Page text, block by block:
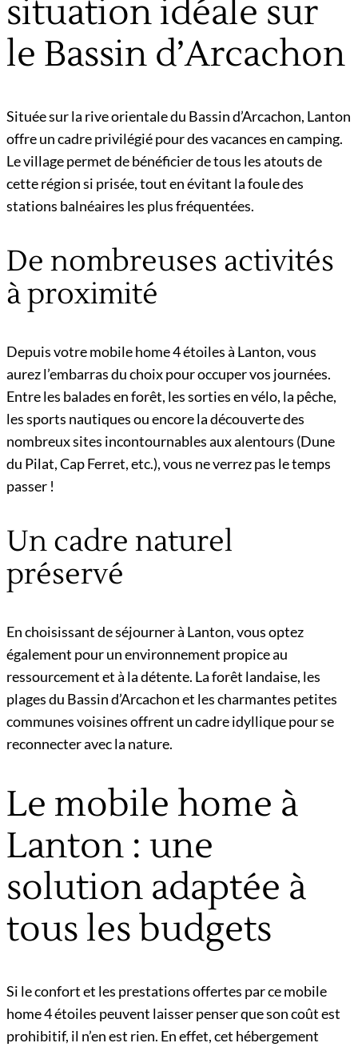
situation idéale sur
le Bassin d’Arcachon
Située sur la rive orientale du Bassin d’Arcachon, Lanton
offre un cadre privilégié pour des vacances en camping.
Le village permet de bénéficier de tous les atouts de
cette région si prisée, tout en évitant la foule des
stations balnéaires les plus fréquentées.
De nombreuses activités
à proximité
Depuis votre mobile home 4 étoiles à Lanton, vous
aurez l’embarras du choix pour occuper vos journées.
Entre les balades en forêt, les sorties en vélo, la pêche,
les sports nautiques ou encore la découverte des
nombreux sites incontournables aux alentours (Dune
du Pilat, Cap Ferret, etc.), vous ne verrez pas le temps
passer !
Un cadre naturel
préservé
En choisissant de séjourner à Lanton, vous optez
également pour un environnement propice au
ressourcement et à la détente. La forêt landaise, les
plages du Bassin d’Arcachon et les charmantes petites
communes voisines offrent un cadre idyllique pour se
reconnecter avec la nature.
Le mobile home à
Lanton : une
solution adaptée à
tous les budgets
Si le confort et les prestations offertes par ce mobile
home 4 étoiles peuvent laisser penser que son coût est
prohibitif, il n’en est rien. En effet, cet hébergement